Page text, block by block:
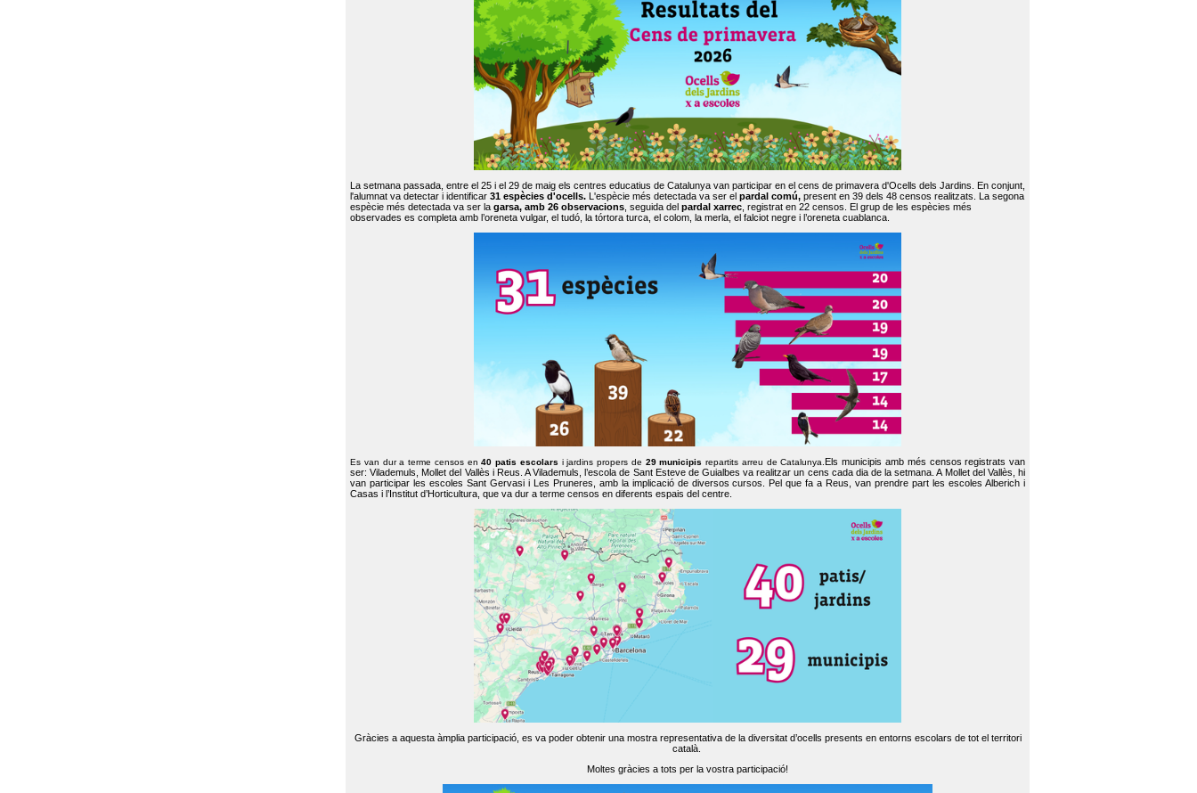
La setmana passada, entre el 25 i el 29 de maig els centres educatius de Catalunya van participar en el cens de primavera d'Ocells dels Jardins. En conjunt,
l'alumnat va detectar i identificar 31 espècies d'ocells. L'espècie més detectada va ser el pardal comú, present en 39 dels 48 censos realitzats. La segona
espècie més detectada va ser la garsa, amb 26 observacions , seguida del pardal xarrec , registrat en 22 censos. El grup de les espècies més
observades es completa amb l’oreneta vulgar, el tudó, la tórtora turca, el colom, la merla, el falciot negre i l’oreneta cuablanca.
Es van dur a terme censos en40 patis escolars i jardins propers de 29 municipis repartits arreu de Catalunya. Els municipis amb més censos registrats van
ser: Vilademuls, Mollet del Vallès i Reus. A Vilademuls, l’escola de Sant Esteve de Guialbes va realitzar un cens cada dia de la setmana. A Mollet del Vallès, hi
van participar les escoles Sant Gervasi i Les Pruneres, amb la implicació de diversos cursos. Pel que fa a Reus, van prendre part les escoles Alberich i
Casas i l’Institut d’Horticultura, que va dur a terme censos en diferents espais del centre.
Gràcies a aquesta àmplia participació, es va poder obtenir una mostra representativa de la diversitat d’ocells presents en entorns escolars de tot el territori
català.
Moltes gràcies a tots per la vostra participació!